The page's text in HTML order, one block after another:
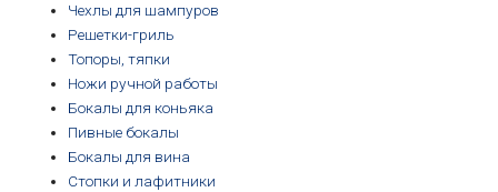
Чехлы для шампуров
Решетки-гриль
Топоры, тяпки
Ножи ручной работы
Бокалы для коньяка
Пивные бокалы
Бокалы для вина
Стопки и лафитники